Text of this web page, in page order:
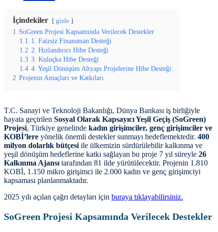
İçindekiler gizle
1 SoGreen Projesi Kapsamında Verilecek Destekler
1.1 1. Faizsiz Finansman Desteği
1.2 2. Hızlandırıcı Hibe Desteği
1.3 3. Kuluçka Hibe Desteği
1.4 4. Yeşil Dönüşüm Altyapı Projelerine Hibe Desteği
2 Projenin Amaçları ve Katkıları
T.C. Sanayi ve Teknoloji Bakanlığı, Dünya Bankası iş birliğiyle
hayata geçirilen Sosyal Olarak Kapsayıcı Yeşil Geçiş (SoGreen)
Projesi, Türkiye genelinde kadın girişimciler, genç girişimciler ve
KOBİ’lere yönelik önemli destekler sunmayı hedeflemektedir. 400
milyon dolarlık bütçesi ile ülkemizin sürdürülebilir kalkınma ve
yeşil dönüşüm hedeflerine katkı sağlayan bu proje 7 yıl süreyle 26
Kalkınma Ajansı tarafından 81 ilde yürütülecektir. Projenin 1.810
KOBİ, 1.150 mikro girişimci ile 2.000 kadın ve genç girişimciyi
kapsaması planlanmaktadır.
2025 yılı açılan çağrı detayları için buraya tıklayabilirsiniz.
SoGreen Projesi Kapsamında Verilecek Destekler